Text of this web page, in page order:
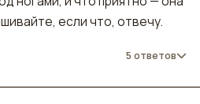
если что, отвечу.
5 ответов